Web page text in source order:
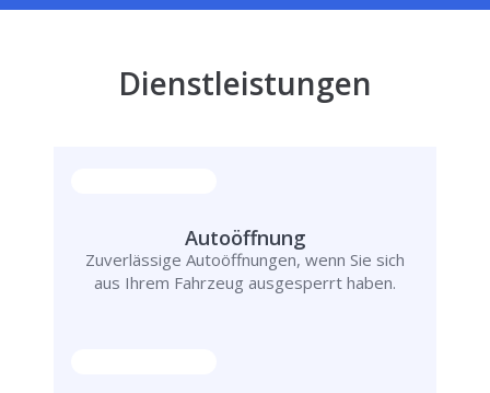
Dienstleistungen
Autoöffnung
Zuverlässige Autoöffnungen, wenn Sie sich
aus Ihrem Fahrzeug ausgesperrt haben.